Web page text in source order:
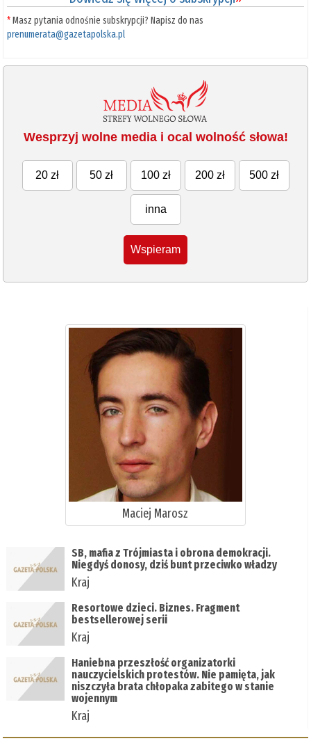
*Masz pytania odnośnie subskrypcji? Napisz do nas
prenumerata@gazetapolska.pl
Wesprzyj wolne media i ocal wolność słowa!
20 zł 50 zł 100 zł 200 zł 500 zł
inna
Wspieram
Maciej Marosz
SB, mafia z Trójmiasta i obrona demokracji.
Niegdyś donosy, dziś bunt przeciwko władzy
Kraj
Resortowe dzieci. Biznes. Fragment
bestsellerowej serii
Kraj
Haniebna przeszłość organizatorki
nauczycielskich protestów. Nie pamięta, jak
niszczyła brata chłopaka zabitego w stanie
wojennym
Kraj